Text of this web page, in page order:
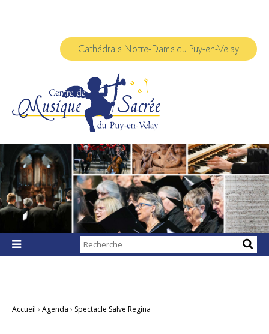
Cathédrale Notre-Dame du Puy-en-Velay

Chercher par
Recherche
Accueil › Agenda › Spectacle Salve Regina